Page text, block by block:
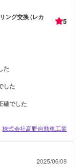
ング交換 (レカ
5
た
した
確でした
株式会社高野自動車工業
2025/06/09